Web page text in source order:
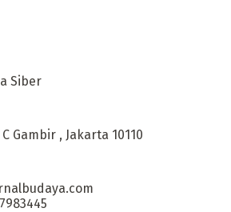
Siber
Gambir , Jakarta 10110